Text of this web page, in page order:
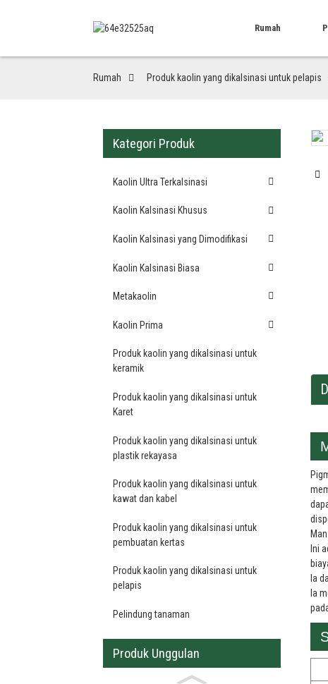
Rumah
Rumah Produk kaolin yang dikalsinasi untuk pelapis
Kategori Produk
Kaolin Ultra Terkalsinasi
Kaolin Kalsinasi Khusus
Kaolin Kalsinasi yang Dimodifikasi
Kaolin Kalsinasi Biasa
Metakaolin
Kaolin Prima
Produk kaolin yang dikalsinasi untuk
keramik
Produk kaolin yang dikalsinasi untuk
Karet
Produk kaolin yang dikalsinasi untuk
plastik rekayasa
Produk kaolin yang dikalsinasi untuk
kawat dan kabel
Produk kaolin yang dikalsinasi untuk
pembuatan kertas
Produk kaolin yang dikalsinasi untuk
pelapis
Pelindung tanaman
Produk Unggulan
Loading...
Loading...
Ini
Ia
Ia